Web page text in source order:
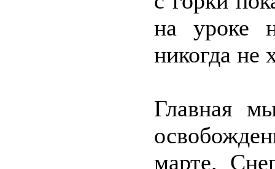
на уроке
никогда не
Главная
марте.